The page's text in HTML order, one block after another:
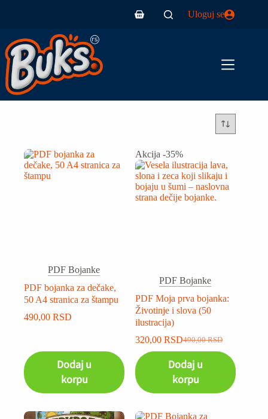
Uloguj se
PDF Bojanke
PDF bojanka za dečake,
50 A4 stranica za štampu
490,00 RSD
Dodaj u
korpu
Akcija -35%
PDF Bojanke
PDF Moja prva bojanka:
Životinje i slova (50
ilustracija)
490,00RSD
320,00RSD
Dodaj u
korpu